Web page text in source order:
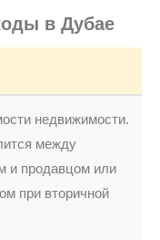
в Дубае
недвижимости.
между
и продавцом или
при вторичной